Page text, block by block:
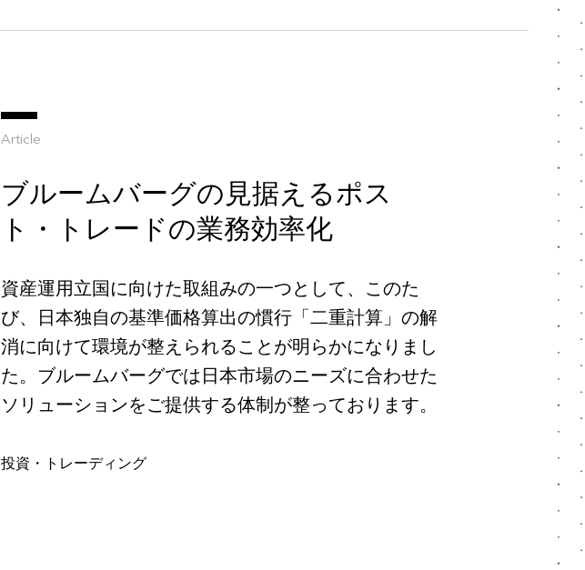
Article
ブルームバーグの見据えるポス
ト・トレードの業務効率化
資産運用立国に向けた取組みの一つとして、このた
び、日本独自の基準価格算出の慣行「二重計算」の解
消に向けて環境が整えられることが明らかになりまし
た。ブルームバーグでは日本市場のニーズに合わせた
ソリューションをご提供する体制が整っております。
投資・トレーディング